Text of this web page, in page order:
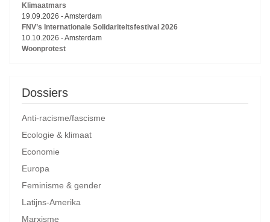
Klimaatmars
19.09.2026 -Amsterdam
FNV’s Internationale Solidariteitsfestival 2026
10.10.2026 -Amsterdam
Woonprotest
Dossiers
Anti-racisme/fascisme
Ecologie & klimaat
Economie
Europa
Feminisme & gender
Latijns-Amerika
Marxisme